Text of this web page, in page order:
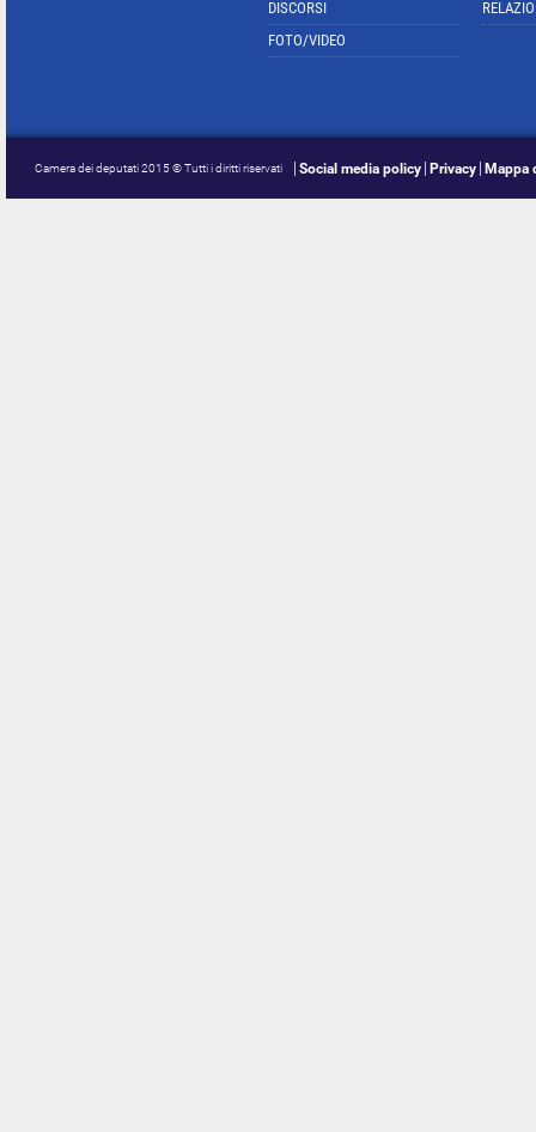
DISCORSI
FOTO/VIDEO
Camera dei deputati 2015 © Tutti i diritti riservati Social media policy Privacy Mappa